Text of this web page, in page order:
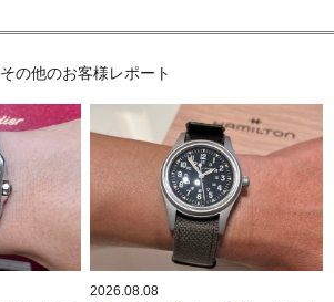
その他のお客様レポート
2026.08.08